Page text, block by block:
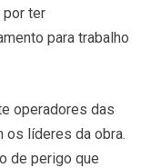
por ter
para trabalho
operadores das
os líderes da obra.
de perigo que